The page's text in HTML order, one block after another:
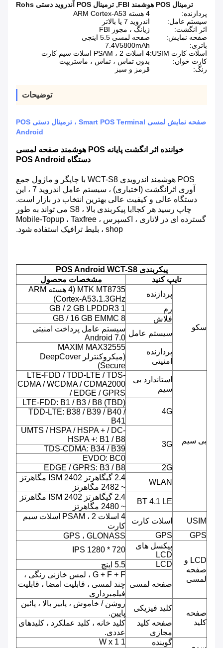
ترمینال POS هوشمند FBI
, ترمینال POS آندروید دستی Rohs
پردازنده:
4 هسته ARM Cortex-A53
سیستم عامل:
اندروید 7 یا بالاتر
اثر انگشت:
ژیانگ ، مجوز FBI
صفحه نمایش:
صفحه لمسی 5.5 اینچی
باتری:
7.4V5800mAh
اسلات کارت USIM:
4 اسلات PSAM ، 2 اسلات سیم کارت
کارت خوان:
بدون تماس ، تماس ، ماستریپت
رنگ:
قرمز و سبز
توضیحات
صفحه نمایش لمسی Smart POS Terminal ، ترمینال دستی POS
Android
خواننده اثر انگشت پایانه POS هوشمند صفحه لمسی
دستگاه POS Android
POS هوشمند اندرویدی WCT-S8 با چاپگر و ماژول جمع
آوری اثرانگشت (اختیاری) ، سیستم عامل اندروید 7 ، این
دستگاه عالی و کیفیت عالی بهترین انتخاب در بازار است.
چاپ رسید هر کجا!با پیکربندی بالا ، S8 می تواند به طور
گسترده ای در لاتاری ، اکسپرس ، Mobile-Topup ، Taxfree
shop ، بلیط ترافیک استفاده شود.
پیکربندی POS Android WCT-S8
تایپ کنید
مشخصات محصول
سکو
پردازنده
MTK MT8735 (4 هسته ARM
Cortex-A53،1.3GHz)
رم
1 GB / 2 GB LPDDR3
فلاش
8 GB / 16 GB EMMC
سیستم عامل
سیستم عامل پرداخت امنیتی
Android 7.0
پردازنده
امنیتی
MAXIM MAX32555
(میکروکنترلر DeepCover
Secure)
بی سیم
استاندارد بی
سیم
LTE-FDD / TDD-LTE / TDS-
CDMA / WCDMA / CDMA2000
/ EDGE / GPRS
4G
LTE-FDD: B1 / B3 / B8 (TBD)
TDD-LTE: B38 / B39 / B40 /
B41
3G
UMTS / HSPA / HSPA + / DC-
HSPA +: B1 / B8
TDS-CDMA: B34 / B39
EVDO: BC0
2G
EDGE / GPRS: B3 / B8
WLAN
2.4 گیگاهرتز ISM 2402 مگاهرتز
~ 2482 مگاهرتز
BT 4.1 LE
2.4 گیگاهرتز ISM 2402 مگاهرتز
~ 2480 مگاهرتز
USIM
اسلات کارت
4 اسلات PSAM ، 2 اسلات سیم
کارت
GPS
GPS GPS ، GLONASS
LCD و
صفحه
لمسی
پیکسل های
LCD
720 * 1280 IPS
LCD
5.5 اینچ
صفحه لمسی
G + F + F ، لمس خازنی رنگی ،
چند لمسی ، قابلیت امضا ، قابلیت
فیلمبرداری
صفحه
کلید
کلید فیزیکی
روشن / خاموش ، پاییز بالا ، پائین
پایین.
صفحه کلید
مجازی
کلید خانه ، کلید عملکرد ، کلیدهای
عددی.
گوینده 1 W x 1